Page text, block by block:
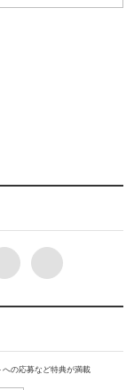
の応募など特典が満載